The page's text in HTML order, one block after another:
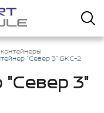
"Север 3" БКС-2
"Север 3"